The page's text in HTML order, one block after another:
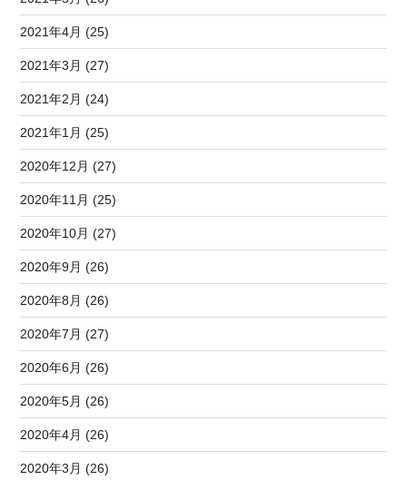
2021年4月 (25)
2021年3月 (27)
2021年2月 (24)
2021年1月 (25)
2020年12月 (27)
2020年11月 (25)
2020年10月 (27)
2020年9月 (26)
2020年8月 (26)
2020年7月 (27)
2020年6月 (26)
2020年5月 (26)
2020年4月 (26)
2020年3月 (26)